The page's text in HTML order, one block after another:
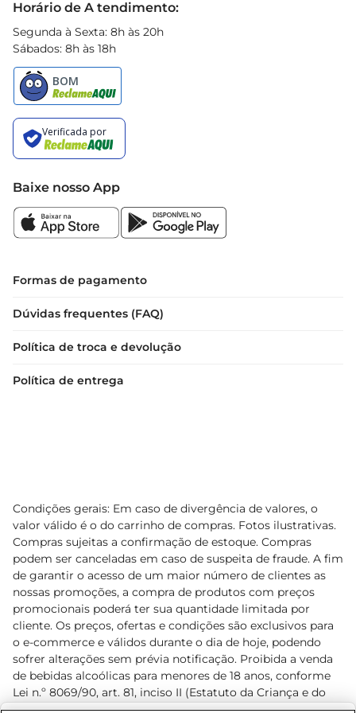
Horário de A tendimento:
Segunda à Sexta: 8h às 20h
Sábados: 8h às 18h
Baixe nosso App
Formas de pagamento
Dúvidas frequentes (FAQ)
Política de troca e devolução
Política de entrega
Condições gerais: Em caso de divergência de valores, o
valor válido é o do carrinho de compras. Fotos ilustrativas.
Compras sujeitas a confirmação de estoque. Compras
podem ser canceladas em caso de suspeita de fraude. A fim
de garantir o acesso de um maior número de clientes as
nossas promoções, a compra de produtos com preços
promocionais poderá ter sua quantidade limitada por
cliente. Os preços, ofertas e condições são exclusivos para
o e-commerce e válidos durante o dia de hoje, podendo
sofrer alterações sem prévia notificação. Proibida a venda
de bebidas alcoólicas para menores de 18 anos, conforme
Lei n.º 8069/90, art. 81, inciso II (Estatuto da Criança e do
Adolescente). Preços e condições exclusivos para o